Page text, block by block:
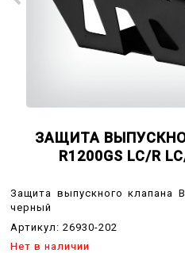
ЗАЩИТА
R1200GS LC/R
Защита выпускного клапана
черный
Артикул: 26930-202
Нет в наличии